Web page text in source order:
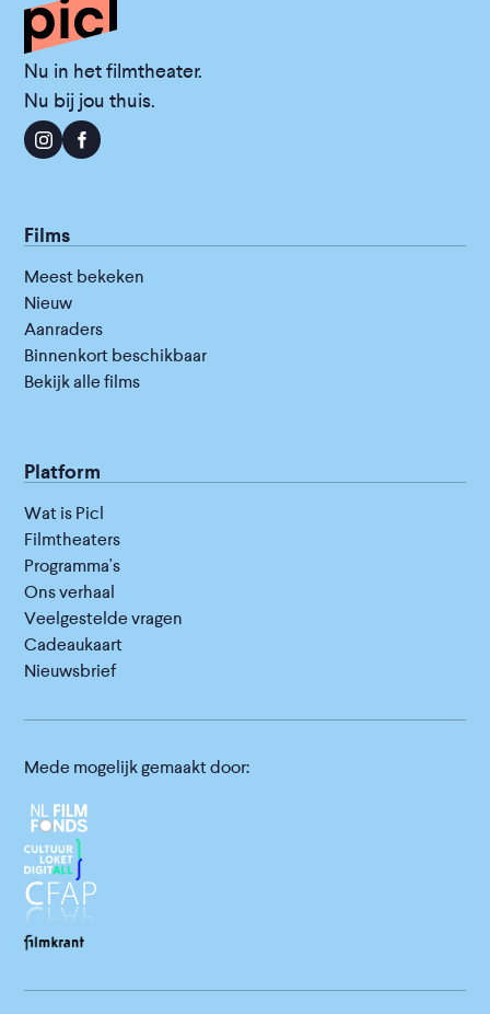
Nu in het filmtheater.
Nu bij jou thuis.
Films
Meest bekeken
Nieuw
Aanraders
Binnenkort beschikbaar
Bekijk alle films
Platform
Wat is Picl
Filmtheaters
Programma's
Ons verhaal
Veelgestelde vragen
Cadeaukaart
Nieuwsbrief
Mede mogelijk gemaakt door: